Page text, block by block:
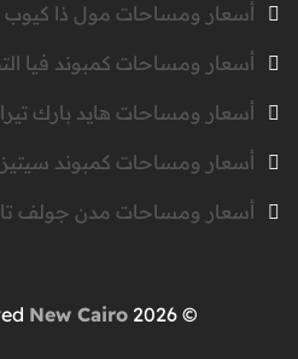
أسعار ومساحات مول ذا كيوب
أسعار ومساحات كمبوند فيا
أسعار ومساحات هايد بارك
أسعار ومساحات كمبوند
أسعار ومساحات مدن جولف
© 2026 All rights reserved
New Cairo